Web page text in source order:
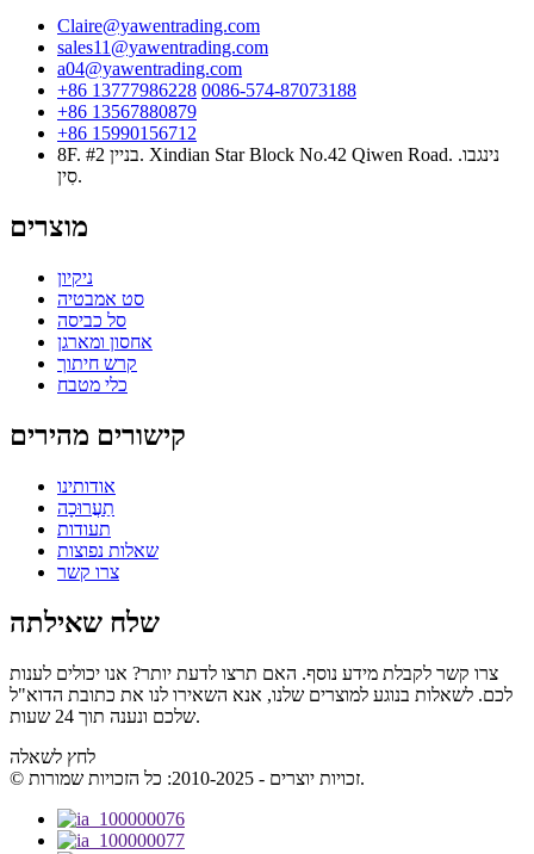
Claire@yawentrading.com
sales11@yawentrading.com
a04@yawentrading.com
+86 13777986228 0086-574-87073188
+86 13567880879
+86 15990156712
8F. #2 בניין. Xindian Star Block No.42 Qiwen Road. נינגבו.
סִין.
מוצרים
ניקיון
סט אמבטיה
סל כביסה
אחסון ומארגן
קרש חיתוך
כלי מטבח
קישורים מהירים
אודותינו
תַעֲרוּכָה
תעודות
שאלות נפוצות
צרו קשר
שלח שאילתה
צרו קשר לקבלת מידע נוסף. האם תרצו לדעת יותר? אנו יכולים לענות
לכם. לשאלות בנוגע למוצרים שלנו, אנא השאירו לנו את כתובת הדוא"ל
שלכם ונענה תוך 24 שעות.
לחץ לשאלה
© זכויות יוצרים - 2010-2025: כל הזכויות שמורות.